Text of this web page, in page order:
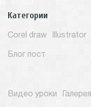
Категории
Corel draw Illustrator
Блог пост
Видео уроки Галерея